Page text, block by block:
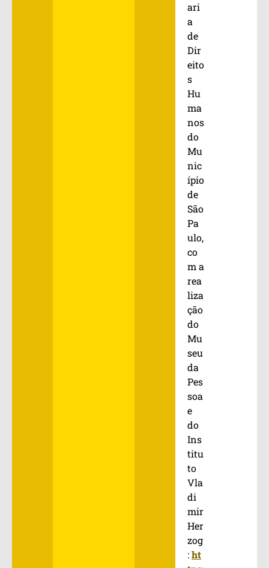
ari
a
de
Dir
eito
s
Hu
ma
nos
do
Mu
nic
ípio
de
São
Pa
ulo,
co
m a
rea
liza
ção
do
Mu
seu
da
Pes
soa
e
do
Ins
titu
to
Vla
di
mir
Her
zog
:ht